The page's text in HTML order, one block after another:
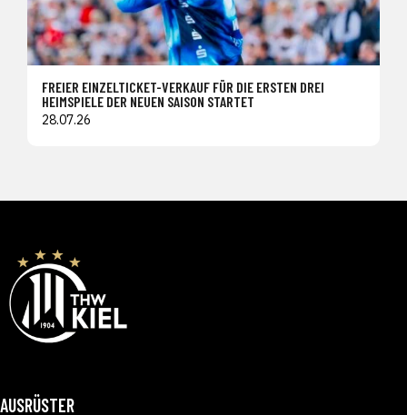
FREIER EINZELTICKET-VERKAUF FÜR DIE ERSTEN DREI
HEIMSPIELE DER NEUEN SAISON STARTET
28.07.26
AUSRÜSTER